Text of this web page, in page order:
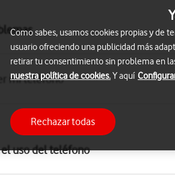
mi teléfono
uso del teléfono
Como sabes, usamos cookies propias y de
usuario ofreciendo una publicidad más
retirar tu consentimiento sin problema en
nuestra política de cookies.Y aquí
Rechazar todas